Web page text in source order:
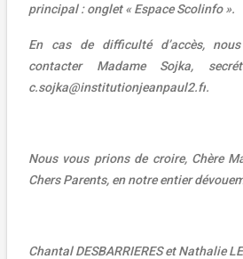
principal : onglet « Espace Scolinfo ».
En cas de difficulté d’accès,
contacter Madame Sojka,
c.sojka@institutionjeanpaul2.fr.
Nous vous prions de croire, Chère
Chers Parents, en notre entier
Chantal DESBARRIERES et Nathalie